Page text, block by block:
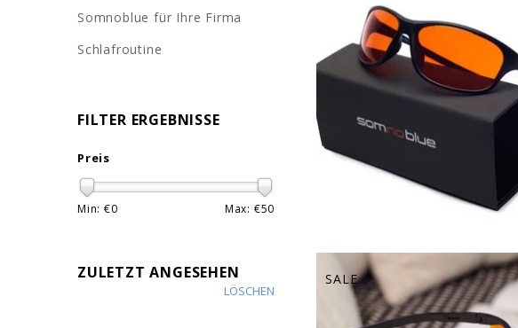
SALE
Somnoblue für Ihre Firma
Schlafroutine
FILTER ERGEBNISSE
Preis
Min: €0 Max: €50
ZULETZT ANGESEHEN
LÖSCHEN